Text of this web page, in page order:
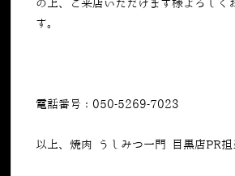
の上、ご来店いただけます様よろしく
す。
電話番号：050-5269-7023
以上、焼肉 うしみつ一門 目黒店PR担